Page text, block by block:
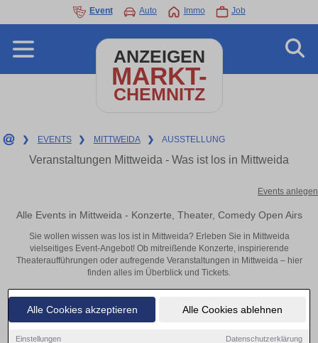
Alle Cookies akzeptieren Alle Cookies ablehnen
Einstellungen Datenschutzerklärung
Event Auto Immo Job
ANZEIGEN
MARKT-
CHEMNITZ
❯ EVENTS ❯ MITTWEIDA ❯ AUSSTELLUNG
Veranstaltungen Mittweida - Was ist los in Mittweida
Events anlegen
Alle Events in Mittweida - Konzerte, Theater, Comedy Open Airs
Sie wollen wissen was los ist in Mittweida? Erleben Sie in Mittweida
vielseitiges Event-Angebot! Ob mitreißende Konzerte, inspirierende
Theateraufführungen oder aufregende Veranstaltungen in Mittweida – hier
finden alles im Überblick und Tickets.